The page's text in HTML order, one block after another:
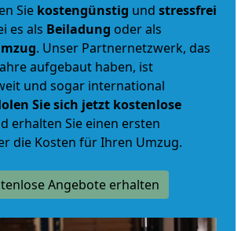
Sie kostengünstig und stressfrei
es als Beiladung oder als
. Unser Partnernetzwerk, das
aufgebaut haben, ist
und sogar international
Sie sich jetzt kostenlose
erhalten Sie einen ersten
die Kosten für Ihren Umzug.
Angebote erhalten